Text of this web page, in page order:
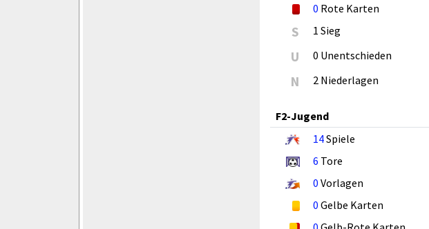
0 Rote Karten
S 1 Sieg
U 0 Unentschieden
N 2 Niederlagen
F2-Jugend
14Spiele
6 Tore
0 Vorlagen
0 Gelbe Karten